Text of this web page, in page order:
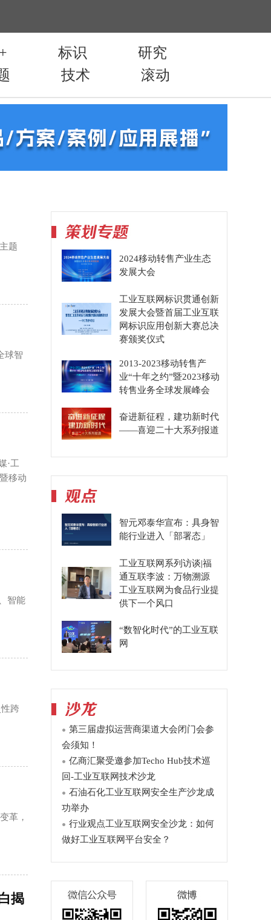
标识
研究
技术 滚动
题
球智
·工
移动
智能
跨
革，
揭
2024移动转售产业生态
发展大会
工业互联网标识贯通创新
发展大会暨首届工业互联
网标识应用创新大赛总决
赛颁奖仪式
2013-2023移动转售产
业“十年之约”暨2023移动
转售业务全球发展峰会
奋进新征程，建功新时代
——喜迎二十大系列报道
智元邓泰华宣布：具身智
能行业进入「部署态」
工业互联网系列访谈|福
通互联李波：万物溯源
工业互联网为食品行业提
供下一个风口
“数智化时代”的工业互联
网
第三届虚拟运营商渠道大会闭门会参
会须知！
亿商汇聚受邀参加Techo Hub技术巡
回-工业互联网技术沙龙
石油石化工业互联网安全生产沙龙成
功举办
行业观点工业互联网安全沙龙：如何
做好工业互联网平台安全？